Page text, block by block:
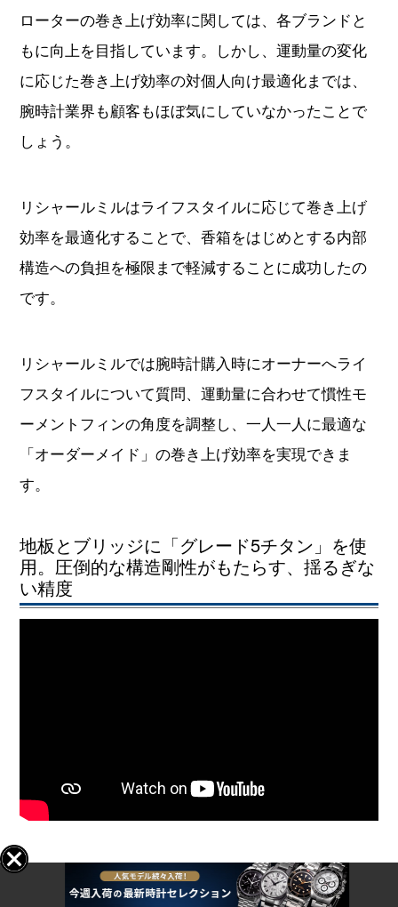
しょう。
リシャールミルはライフスタイルに応じて巻き上げ
効率を最適化することで、香箱をはじめとする内部
構造への負担を極限まで軽減することに成功したの
リシャールミルでは腕時計購入時にオーナーへライ
フスタイルについて質問、運動量に合わせて慣性モ
ーメントフィンの角度を調整し、一人一人に最適な
す。
地板とブリッジに「グレード5チタン」を使
用。圧倒的な構造剛性がもたらす、揺るぎな
い精度
ル RM35-02に採用されているムーブメント
「Cal.RMAL1」は、腕時計の心臓部にあたる構造の
要となる「地板」と「ブリッジ」にグレード5チタン
を使用しています。